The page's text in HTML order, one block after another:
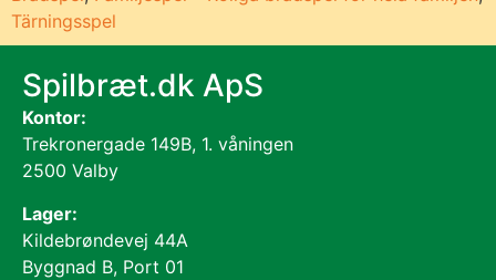
Tärningsspel
Spilbræt.dk ApS
Kontor:
Trekronergade 149B, 1. våningen
2500 Valby
Lager:
Kildebrøndevej 44A
Byggnad B, Port 01